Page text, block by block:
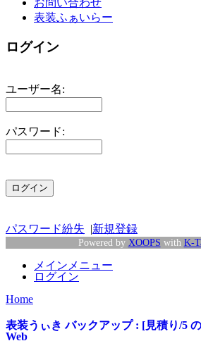
表装ふぁいらー
ログイン
ユーザー名:
パスワード:
パスワード紛失 |新規登録
Powered by XOOPS with K-
メインメニュー
ログイン
Home
表装うぃき バックアップ : [見積り/5
Web